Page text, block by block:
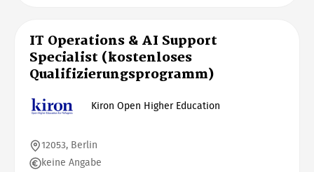
IT Operations & AI Support
Specialist (kostenloses
Qualifizierungsprogramm)
Kiron Open Higher Education
12053, Berlin
keine Angabe